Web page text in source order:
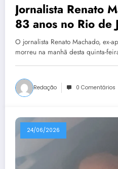
Jornalista Renato
83 anos no Rio de
O jornalista Renato Machado, ex-
morreu na manhã desta quinta-
Redação 0 Comentários
24/06/2026